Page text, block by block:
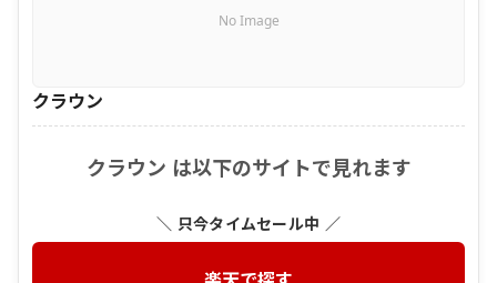
No Image
クラウン
クラウン は以下のサイトで見れます
＼ 只今タイムセール中 ／